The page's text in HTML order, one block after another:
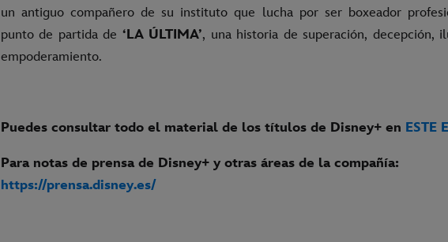
un antiguo compañero de su instituto que lucha por ser boxeador
punto de partida de ‘LA ÚLTIMA’, una historia de superación, decepción,
empoderamiento.
Puedes consultar todo el material de los títulos de Disney+ en ESTE
Para notas de prensa de Disney+ y otras áreas de la compañía:
https://prensa.disney.es/